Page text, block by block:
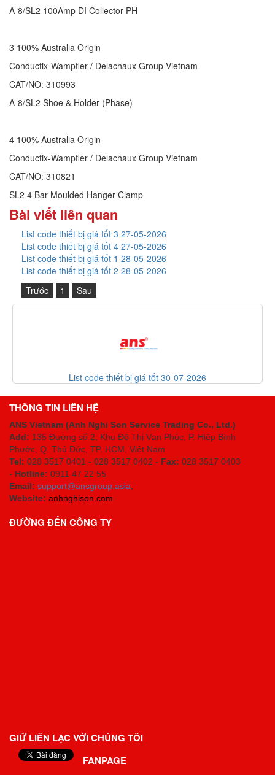
A-8/SL2 100Amp DI Collector PH
3 100% Australia Origin
Conductix-Wampfler / Delachaux Group Vietnam
CAT/NO: 310993
A-8/SL2 Shoe & Holder (Phase)
4 100% Australia Origin
Conductix-Wampfler / Delachaux Group Vietnam
CAT/NO: 310821
SL2 4 Bar Moulded Hanger Clamp
Bài viết liên quan
List code thiết bị giá tốt 3 27-05-2026
List code thiết bị giá tốt 4 27-05-2026
List code thiết bị giá tốt 1 28-05-2026
List code thiết bị giá tốt 2 28-05-2026
Trước
1 Sau
List code thiết bị giá tốt 30-07-2026
THÔNG TIN LIÊN HỆ
ANS Vietnam (Anh Nghi Son Service Trading Co., Ltd.)
Add: 135 Đường số 2, Khu Đô Thị Vạn Phúc, P. Hiệp Bình
Phước, Q. Thủ Đức, TP. HCM , Việt Nam
Tel: 028 3517 0401 - 028 3517 0402 - Fax: 028 3517 0403
- Hotline: 0911 47 22 55
Email: support@ansgroup.asia;
Website: anhnghison.com
ĐƯỜNG ĐẾN CÔNG TY
GIỮ LIÊN LẠC VỚI CHÚNG TÔI
FANPAGE